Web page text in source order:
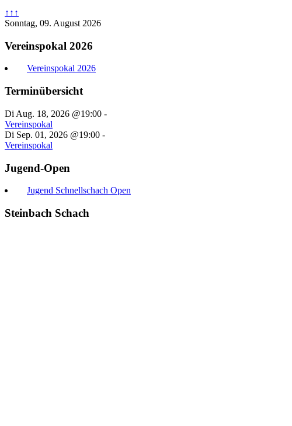
↑↑↑
Sonntag, 09. August 2026
Vereinspokal 2026
Vereinspokal 2026
Terminübersicht
Di Aug. 18, 2026 @19:00 -
Vereinspokal
Di Sep. 01, 2026 @19:00 -
Vereinspokal
Jugend-Open
Jugend Schnellschach Open
Steinbach Schach